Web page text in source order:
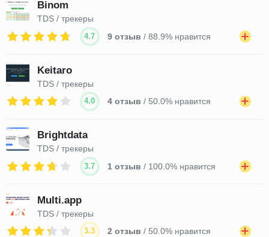
Binom
TDS / трекеры
4.7 9 отзыв / 88.9% нравится
Keitaro
TDS / трекеры
4.0 4 отзыв / 50.0% нравится
Brightdata
TDS / трекеры
3.7 1 отзыв / 100.0% нравится
Multi.app
TDS / трекеры
3.3 2 отзыв / 50.0% нравится